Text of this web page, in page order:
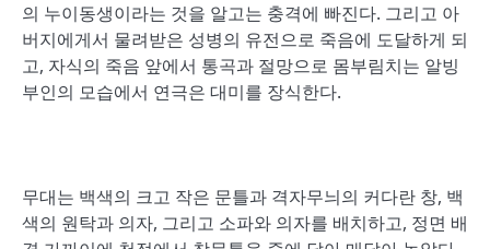
의 누이동생이라는 것을 알고는 충격에 빠진다. 그리고 아
버지에게서 물려받은 성병의 유전으로 죽음에 도달하게 되
고, 자식의 죽음 앞에서 통곡과 절망으로 몸부림치는 알빙
부인의 모습에서 연극은 대미를 장식한다.
무대는 백색의 크고 작은 문틀과 격자무늬의 커다란 창, 백
색의 원탁과 의자, 그리고 소파와 의자를 배치하고, 정면 배